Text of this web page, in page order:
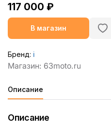
117 000 ₽
В магазин
Бренд: ℹ️
Описание
Описание